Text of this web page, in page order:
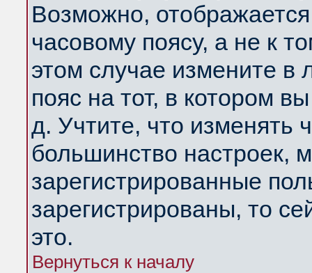
Возможно,
часовому поясу, а не к
этом случае измените в
пояс на тот, в котором
д. Учтите, что изменять
большинство настроек,
зарегистрированные
зарегистрированы, то
это.
Вернуться к началу